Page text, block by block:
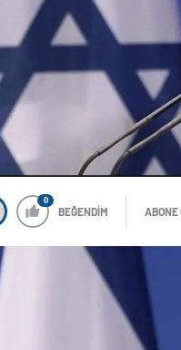
0
BEĞENDİM ABONE